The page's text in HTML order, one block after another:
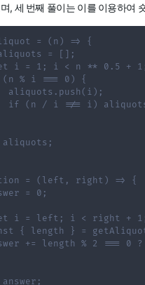
, 세 번째 풀이는 이를 이용하여
= (n) => {
= [];
i = 1; i < n ** 0.5 +
% i === 0) {
(n / i !== i)
= (left, right) => {
= 0;
i = left; i < right +
{ length } =
+= length % 2 ===